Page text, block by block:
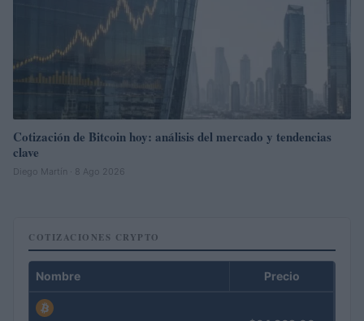
Cotización de Bitcoin hoy: análisis del mercado y tendencias
clave
Diego Martín · 8 Ago 2026
COTIZACIONES CRYPTO
Nombre Precio